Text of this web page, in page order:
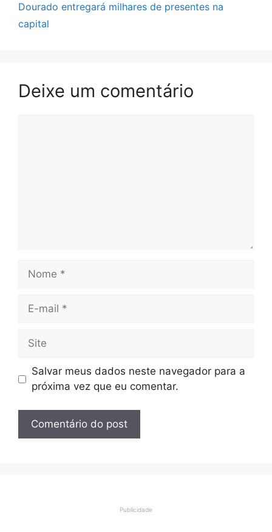
Dourado entregará milhares de presentes na
capital
Deixe um comentário
Nome
Site
Salvar meus dados neste navegador para a
próxima vez que eu comentar.
Publicidade